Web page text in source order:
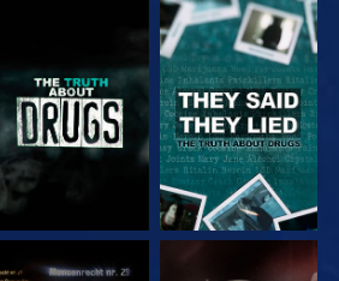
KIJK KIJK